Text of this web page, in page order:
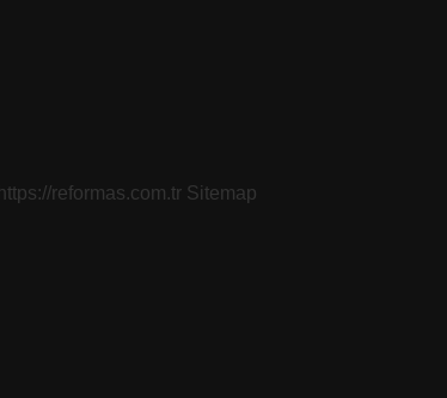
https://reformas.com.tr Sitemap